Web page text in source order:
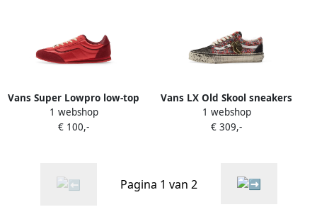
Vans Super Lowpro low-top
sneakers Rood
1 webshop
€ 100,-
Vans LX Old Skool sneakers
met tweed vlak Rood
1 webshop
€ 309,-
Pagina 1 van 2